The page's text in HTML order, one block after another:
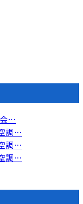
…
調…
調…
調…